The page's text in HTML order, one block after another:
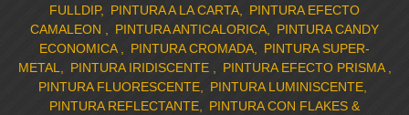
FULLDIP
PINTURA A LA CARTA
PINTURA EFECTO
CAMALEON
PINTURA ANTICALORICA
PINTURA CANDY
ECONOMICA
PINTURA CROMADA
PINTURA SUPER-
METAL
PINTURA IRIDISCENTE
PINTURA EFECTO PRISMA
PINTURA FLUORESCENTE
PINTURA LUMINISCENTE
PINTURA REFLECTANTE
PINTURA CON FLAKES &